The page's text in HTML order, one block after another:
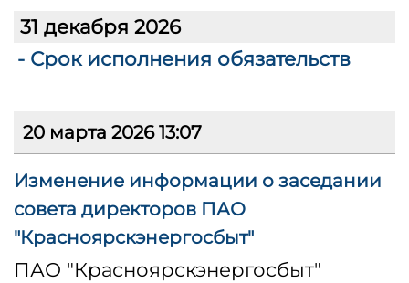
31 декабря 2026
- Срок исполнения обязательств
20 марта 2026 13:07
Изменение информации о заседании
совета директоров ПАО
"Красноярскэнергосбыт"
ПАО "Красноярскэнергосбыт"